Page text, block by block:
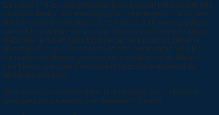
Le ruban PTFE, indispensable pour garantir l’étanchéité des
raccords filetés, doit être appliqué correctement : s’enrouler
dans le sens du vissage et faire entre 6 à 10 tours réguliers
suivant le diamètre du raccord. Il convient d’éviter de laisser
déborder le ruban dans l’orifice car cela pourrait gêner le
passage de l’eau. Dans certains cas, notamment pour les
raccords métalliques anciens, un enroulement de fillasse
combiné à une pâte d’étanchéité spécifique améliore la
tenue en pression.
Voici un tableau synthétique des produits clés et bonnes
pratiques pour garantir une réparation durable :